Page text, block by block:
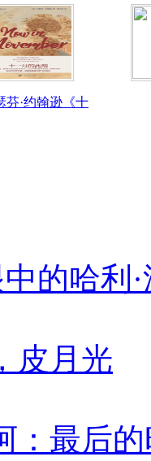
芬·约翰逊《十
的哈利
皮月光
：最后